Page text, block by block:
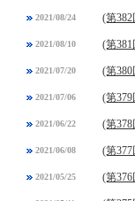
2021/08/24 (第
2021/08/10 (第
2021/07/20 (第
2021/07/06 (第
2021/06/22 (第
2021/06/08 (第
2021/05/25 (第